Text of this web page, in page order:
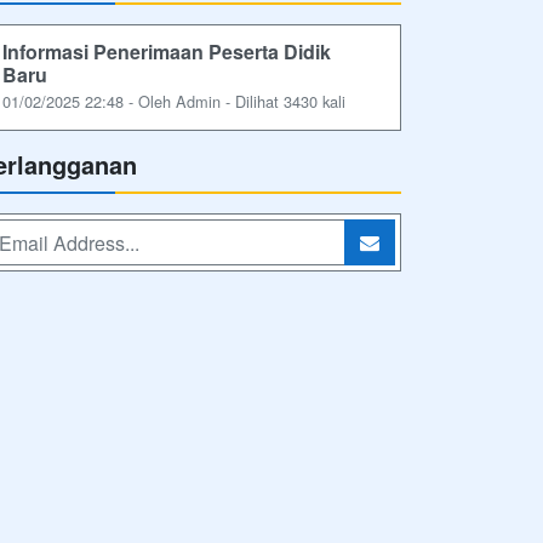
Informasi Penerimaan Peserta Didik
Baru
01/02/2025 22:48 - Oleh Admin - Dilihat 3430 kali